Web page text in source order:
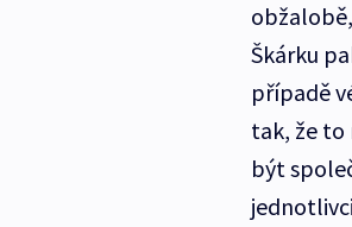
Škárku
případě
tak, že to
být